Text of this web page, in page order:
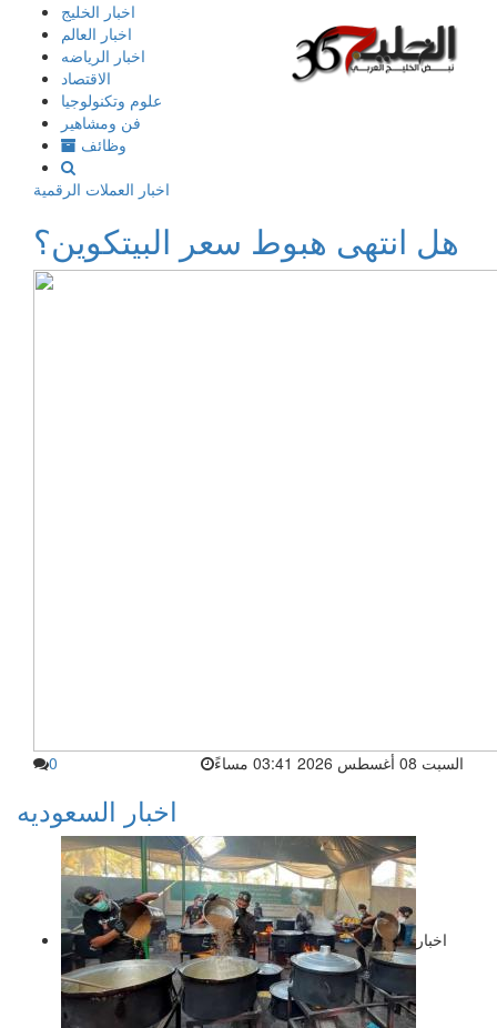
إذهب
المحتوى
اخبار الخليج
اخبار العالم
اخبار الرياضه
الاقتصاد
علوم وتكنولوجيا
فن ومشاهير
وظائف
اخبار العملات الرقمية
هل انتهى هبوط سعر البيتكوين؟
السبت 08 أغسطس 2026 03:41 مساءً 0
اخبار السعوديه
اخبار